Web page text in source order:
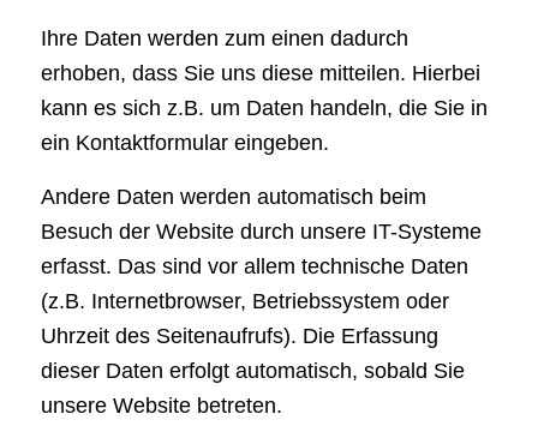
Ihre Daten werden zum einen dadurch
erhoben, dass Sie uns diese mitteilen. Hierbei
kann es sich z.B. um Daten handeln, die Sie in
ein Kontaktformular eingeben.
Andere Daten werden automatisch beim
Besuch der Website durch unsere IT-Systeme
erfasst. Das sind vor allem technische Daten
(z.B. Internetbrowser, Betriebssystem oder
Uhrzeit des Seitenaufrufs). Die Erfassung
dieser Daten erfolgt automatisch, sobald Sie
unsere Website betreten.